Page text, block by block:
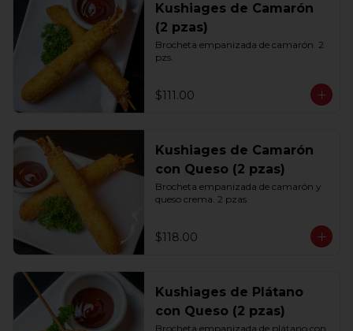
Kushiages de Camarón
(2 pzas)
Brocheta empanizada de camarón. 2
pzs.
$111.00
Kushiages de Camarón
con Queso (2 pzas)
Brocheta empanizada de camarón y
queso crema. 2 pzas.
$118.00
Kushiages de Plátano
con Queso (2 pzas)
Brocheta empanizada de plátano con